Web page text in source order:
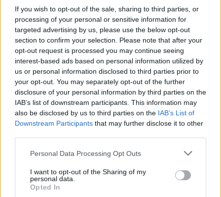
If you wish to opt-out of the sale, sharing to third parties, or
processing of your personal or sensitive information for
targeted advertising by us, please use the below opt-out
section to confirm your selection. Please note that after your
opt-out request is processed you may continue seeing
interest-based ads based on personal information utilized by
us or personal information disclosed to third parties prior to
your opt-out. You may separately opt-out of the further
disclosure of your personal information by third parties on the
IAB’s list of downstream participants. This information may
also be disclosed by us to third parties on the IAB’s List of
Downstream Participants that may further disclose it to other
Please note that this website/app uses one or more Google
not limited to your visit or usage behaviour. You may click to
grant or deny consent to Google and its third-party tags to
use your data for below specified purposes in below Google
Personal Data Processing Opt Outs
I want to opt-out of the Sharing of my
personal data.
Opted In
Frozen yogurt ή παγωτό; Ποιο είναι τελικά πιο υγιεινό
Η Apple αποφασίζει ποιος μένει και ποιος φεύγει και
οι κανόνες δεν είναι ίδιοι για όλους